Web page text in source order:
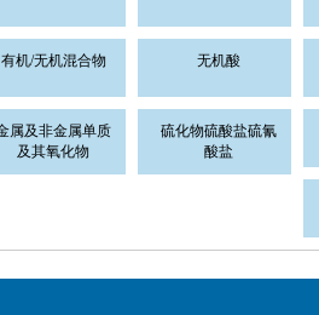
有机/无机混合物 无机酸
属及非金属单质
及其氧化物
硫化物硫酸盐硫氰
酸盐